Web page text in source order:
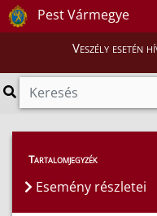
Pest Vármegye
Veszély esetén
Esemény részletei
Tartalomjegyzék
Esemény részletei